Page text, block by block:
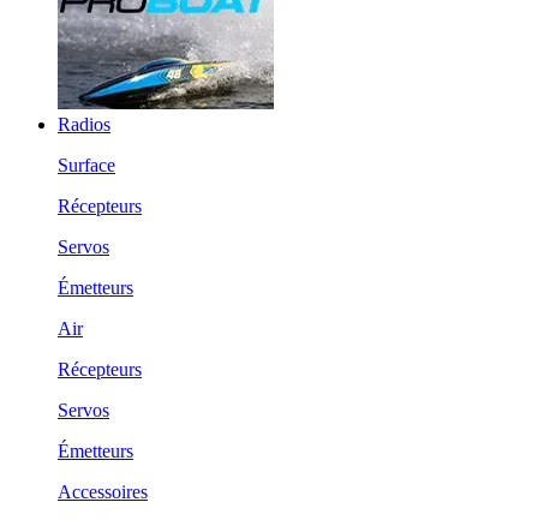
Radios
Surface
Récepteurs
Servos
Émetteurs
Air
Récepteurs
Servos
Émetteurs
Accessoires